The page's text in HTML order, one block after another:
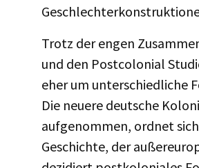
Trotz der engen
und den Postcolonial
eher um unterschiedliche
Die neuere deutsche
aufgenommen, ordnet
Geschichte, der